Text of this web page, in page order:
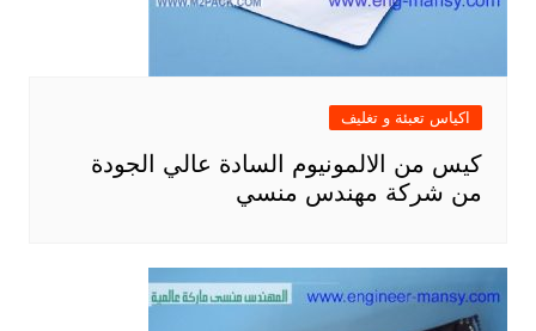
اكياس تعبئة و تغليف
كيس من الالمونيوم السادة عالي الجودة
من شركة مهندس منسي